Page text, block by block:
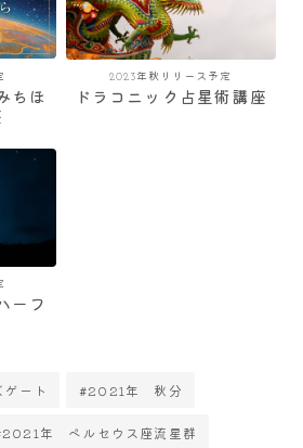
ちほ
2023年秋リリース予定
ドラコニック占星術講座
ーフ
ート #2021年 秋分
年 ペルセウス座流星群